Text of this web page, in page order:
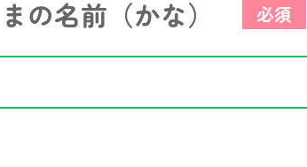
の名前（かな） 必須